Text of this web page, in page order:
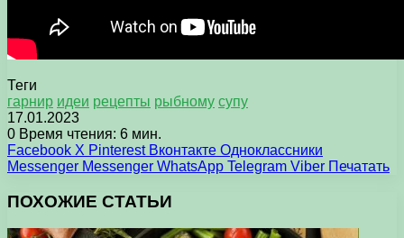
Теги
гарнир идеи рецепты рыбному супу
17.01.2023
0 Время чтения: 6 мин.
Facebook X Pinterest Вконтакте Одноклассники
Messenger Messenger WhatsApp Telegram Viber Печатать
ПОХОЖИЕ СТАТЬИ